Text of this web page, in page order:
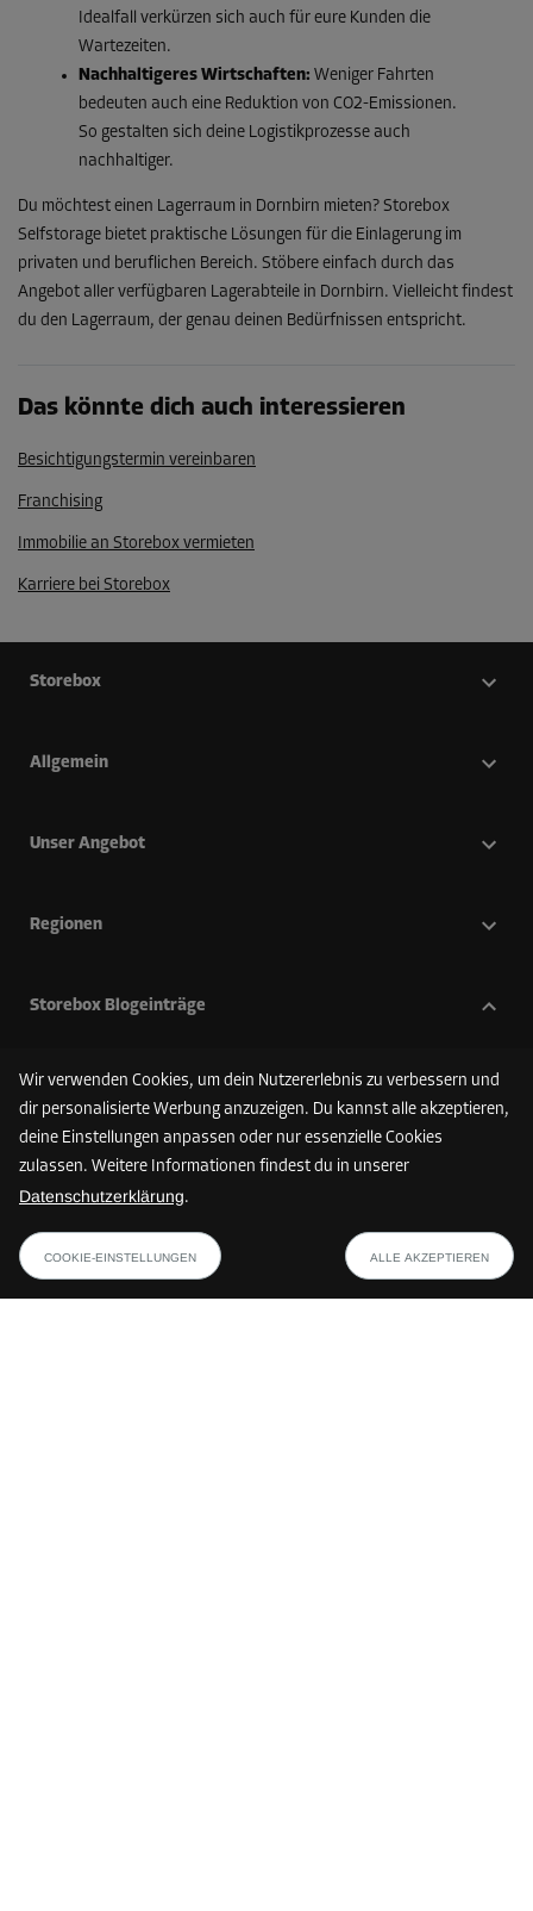
Wir verwenden Cookies, um dein Nutzererlebnis zu verbessern und
dir personalisierte Werbung anzuzeigen. Du kannst alle akzeptieren,
deine Einstellungen anpassen oder nur essenzielle Cookies
zulassen. Weitere Informationen findest du in unserer
Datenschutzerklärung.
COOKIE-EINSTELLUNGEN ALLE AKZEPTIEREN
Idealfall verkürzen sich auch für eure Kunden die
Wartezeiten.
Nachhaltigeres Wirtschaften: Weniger Fahrten
bedeuten auch eine Reduktion von CO2-Emissionen.
So gestalten sich deine Logistikprozesse auch
nachhaltiger.
Du möchtest einen Lagerraum in Dornbirn mieten? Storebox
Selfstorage bietet praktische Lösungen für die Einlagerung im
privaten und beruflichen Bereich. Stöbere einfach durch das
Angebot aller verfügbaren Lagerabteile in Dornbirn. Vielleicht findest
du den Lagerraum, der genau deinen Bedürfnissen entspricht.
Das könnte dich auch interessieren
Besichtigungstermin vereinbaren
Franchising
Immobilie an Storebox vermieten
Karriere bei Storebox
FINDE DEINE STOREBOX
Storebox
Allgemein
Unser Angebot
Regionen
Storebox Blogeinträge
Schuhaufbewahrung
Balkon überwintern - Mit dieser Checkliste machst du deinen
Balkon winterfest
Die richtige Lagerraumgröße berechnen
Selfstorage in Innsbruck | Dein Lagerplatz in Tirols
myflexbox in Storebox nutzen – Pakete 24/7 abholen